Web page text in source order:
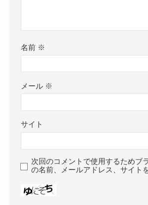
名前 ※
メール ※
サイト
次回のコメントで使用するためブ
の名前、メールアドレス、サイト